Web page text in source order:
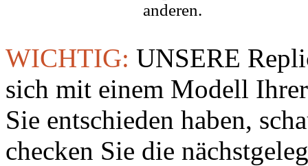
anderen.
WICHTIG: UNSERE
sich mit einem Modell
Sie entschieden haben,
checken Sie die